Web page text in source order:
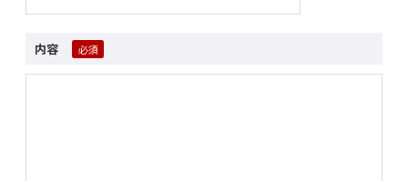
内容